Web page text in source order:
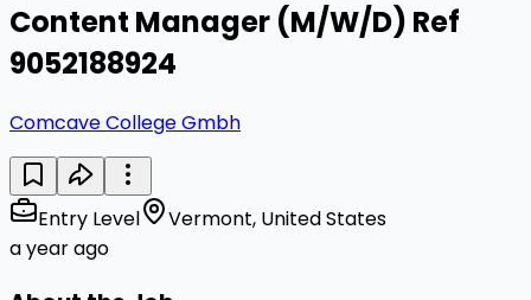
Content Manager (M/W/D) Ref
9052188924
Comcave College Gmbh
Entry Level
Vermont, United States
a year ago